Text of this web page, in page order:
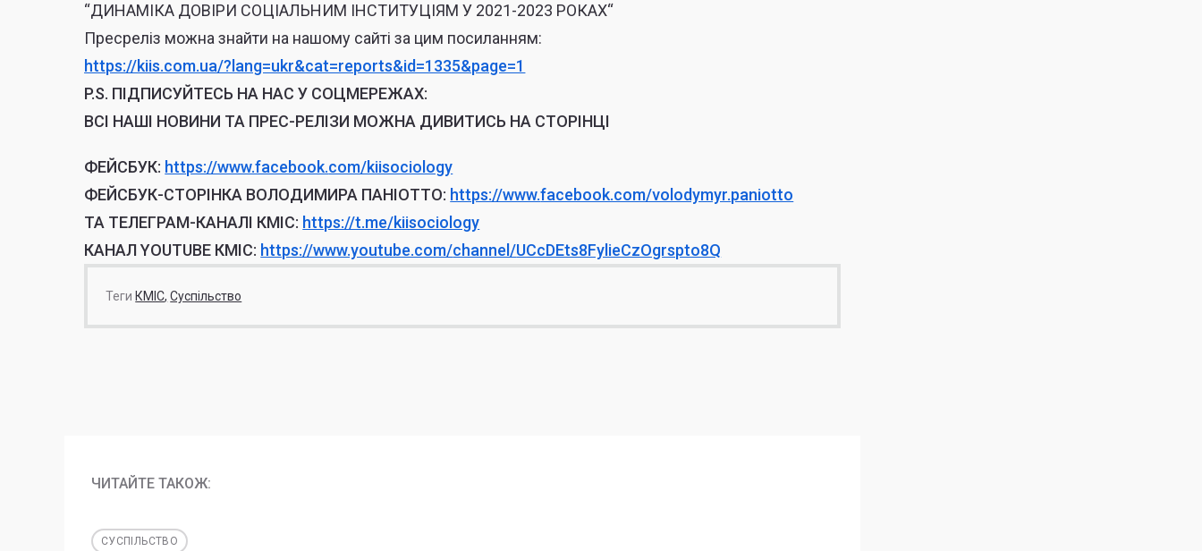
“ДИНАМІКА ДОВІРИ СОЦІАЛЬНИМ ІНСТИТУЦІЯМ У 2021-2023 РОКАХ“
Пресреліз можна знайти на нашому сайті за цим посиланням:
https://kiis.com.ua/?lang=ukr&cat=reports&id=1335&page=1
P.S. ПІДПИСУЙТЕСЬ НА НАС У СОЦМЕРЕЖАХ:
ВСІ НАШІ НОВИНИ ТА ПРЕС-РЕЛІЗИ МОЖНА ДИВИТИСЬ НА СТОРІНЦІ
ФЕЙСБУК: https://www.facebook.com/kiisociology
ФЕЙСБУК-СТОРІНКА ВОЛОДИМИРА ПАНІОТТО: https://www.facebook.com/volodymyr.paniotto
ТА ТЕЛЕГРАМ-КАНАЛІ КМІС: https://t.me/kiisociology
КАНАЛ YOUTUBE КМІС: https://www.youtube.com/channel/UCcDEts8FylieCzOgrspto8Q
Теги КМІС Суспільство
ЧИТАЙТЕ ТАКОЖ:
СУСПІЛЬСТВО